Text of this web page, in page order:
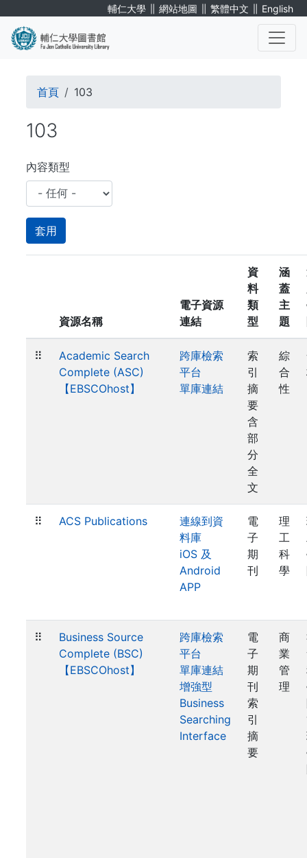
輔仁大學 ∥ 網站地圖 ∥ 繁體中文 ∥ English
導
連
結
首頁 103
103
內容類型
資源名稱
電子資源
連結
資
料
類
型
涵
蓋
主
題
⠿
Academic Search
Complete (ASC)
【EBSCOhost】
跨庫檢索
平台
單庫連結
索
引
摘
要
含
部
分
全
文
綜
合
性
⠿ ACS Publications
連線到資
料庫
iOS 及
Android
APP
電
子
期
刊
理
工
科
學
⠿
Business Source
Complete (BSC)
【EBSCOhost】
跨庫檢索
平台
單庫連結
增強型
Business
Searching
Interface
電
子
期
刊
索
引
摘
要
商
業
管
理